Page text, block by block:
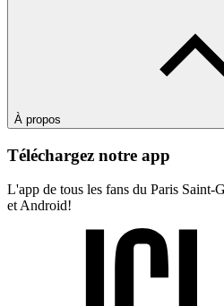
À propos
Téléchargez notre app
L'app de tous les fans du Paris Saint-
et Android!